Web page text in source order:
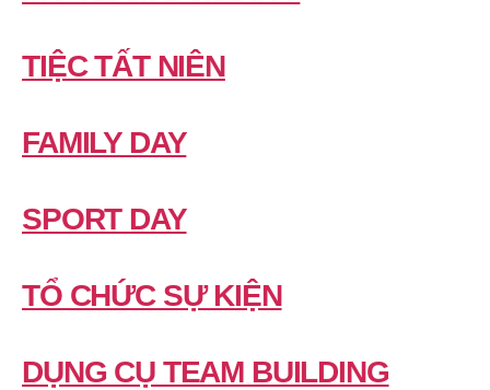
TIỆC TẤT NIÊN
FAMILY DAY
SPORT DAY
TỔ CHỨC SỰ KIỆN
DỤNG CỤ TEAM BUILDING